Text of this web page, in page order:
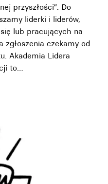
przyszłości”. Do
liderki i liderów,
lub pracujących na
zgłoszenia czekamy od
Akademia Lidera
to…